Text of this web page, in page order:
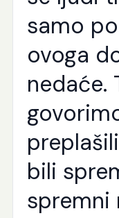
samo
ovoga
nedaće.
bili
spremni